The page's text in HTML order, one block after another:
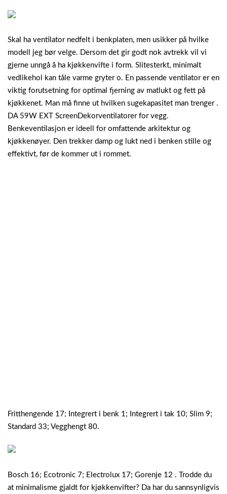
Skal ha ventilator nedfelt i benkplaten, men usikker på hvilke
modell jeg bør velge. Dersom det gir godt nok avtrekk vil vi
gjerne unngå å ha kjøkkenvifte i form. Slitesterkt, minimalt
vedlikehol kan tåle varme gryter o. En passende ventilator er en
viktig forutsetning for optimal fjerning av matlukt og fett på
kjøkkenet. Man må finne ut hvilken sugekapasitet man trenger .
DA 59W EXT ScreenDekorventilatorer for vegg.
Benkeventilasjon er ideell for omfattende arkitektur og
kjøkkenøyer. Den trekker damp og lukt ned i benken stille og
effektivt, før de kommer ut i rommet.
Fritthengende 17; Integrert i benk 1; Integrert i tak 10; Slim 9;
Standard 33; Vegghengt 80.
Bosch 16; Ecotronic 7; Electrolux 17; Gorenje 12 . Trodde du
at minimalisme gjaldt for kjøkkenvifter? Da har du sannsynligvis